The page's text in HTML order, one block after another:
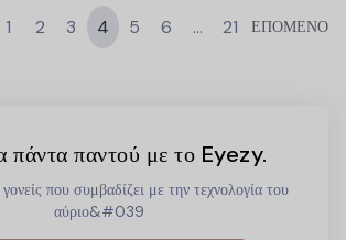
1 2 3 4 5 6 … 21 ΕΠΟΜΕΝΟ
πάντα παντού με το Eyezy.
που συμβαδίζει με την τεχνολογία του
αύριο&#039